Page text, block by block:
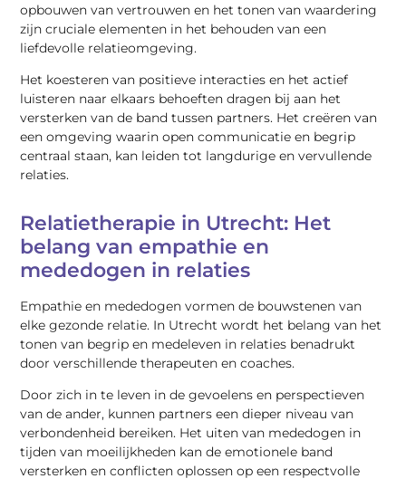
opbouwen van vertrouwen en het tonen van waardering
zijn cruciale elementen in het behouden van een
liefdevolle relatieomgeving.
Het koesteren van positieve interacties en het actief
luisteren naar elkaars behoeften dragen bij aan het
versterken van de band tussen partners. Het creëren van
een omgeving waarin open communicatie en begrip
centraal staan, kan leiden tot langdurige en vervullende
relaties.
Relatietherapie in Utrecht: Het
belang van empathie en
mededogen in relaties
Empathie en mededogen vormen de bouwstenen van
elke gezonde relatie. In Utrecht wordt het belang van het
tonen van begrip en medeleven in relaties benadrukt
door verschillende therapeuten en coaches.
Door zich in te leven in de gevoelens en perspectieven
van de ander, kunnen partners een dieper niveau van
verbondenheid bereiken. Het uiten van mededogen in
tijden van moeilijkheden kan de emotionele band
versterken en conflicten oplossen op een respectvolle